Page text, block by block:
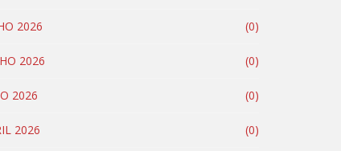
2026 (0)
2026 (0)
2026 (0)
2026 (0)